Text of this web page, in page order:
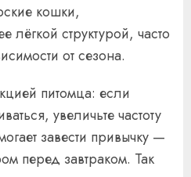
кошки,
структурой, часто
от сезона.
питомца: если
увеличьте частоту
завести привычку —
перед завтраком. Так